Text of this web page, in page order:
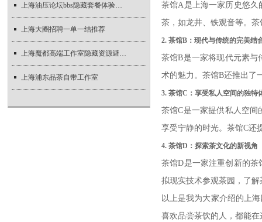
上海油压论坛bbs隐藏套餐体验实录_490
上海大圈招聘一单一结推荐
上海魔都高端工作室隐藏资源避坑指南
上海浦东品茶自带工作室
茶馆A是上海一家历史悠久
茶，如龙井、铁观音等。
2. 茶馆B：现代与传统的完美结
茶馆B是一家将现代元素与
术的魅力。茶馆B还推出了
3. 茶馆C：享受私人空间的独特
茶馆C是一家提供私人空
享受宁静的时光。茶馆C还
4. 茶馆D：探索茶文化的新视角
茶馆D是一家注重创新的
拟现实技术参观茶园，了
以上是我为大家介绍的上
喜欢品尝茶饮的人，都能